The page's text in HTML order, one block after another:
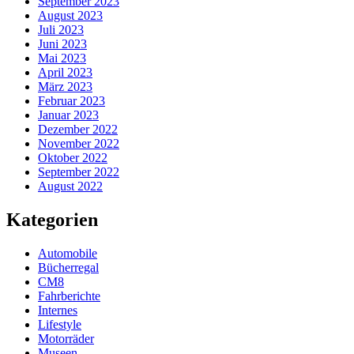
August 2023
Juli 2023
Juni 2023
Mai 2023
April 2023
März 2023
Februar 2023
Januar 2023
Dezember 2022
November 2022
Oktober 2022
September 2022
August 2022
Kategorien
Automobile
Bücherregal
CM8
Fahrberichte
Internes
Lifestyle
Motorräder